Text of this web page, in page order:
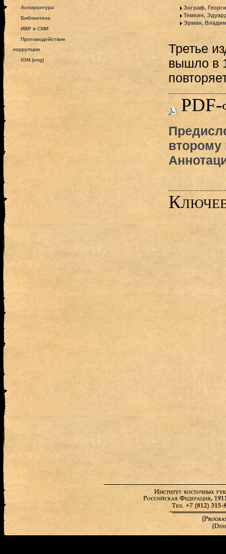
Аспирантура
Библиотека
ИВР в СМИ
Противодействие
коррупции
IOM (eng)
Зограф,
Темкин,
Эрман,
Третье
вышло в
PDF-